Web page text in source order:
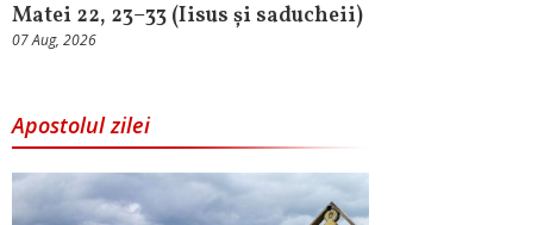
Matei 22, 23–33 (Iisus și saducheii)
07 Aug, 2026
Apostolul zilei